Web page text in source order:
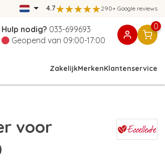
4.7 290+ Google reviews
Hulp nodig? 033-699693
Geopend van 09:00-17:00
0
ZakelijkMerkenKlantenservice
voor